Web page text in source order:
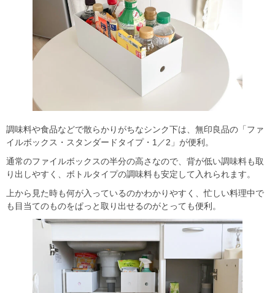
調味料や食品などで散らかりがちなシンク下は、無印良品の「ファ
イルボックス・スタンダードタイプ・1／2」が便利。
通常のファイルボックスの半分の高さなので、背が低い調味料も取
り出しやすく、ボトルタイプの調味料も安定して入れられます。
上から見た時も何が入っているのかわかりやすく、忙しい料理中で
も目当てのものをぱっと取り出せるのがとっても便利。